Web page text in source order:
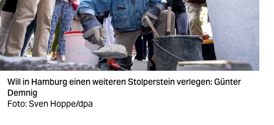
nord
wahrheit
verlag
verlag
Will in Hamburg einen weiteren Stolperstein verlegen: Günter
Demnig
Foto: Sven Hoppe/dpa